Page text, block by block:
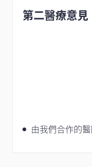
第二醫療意見
由我們合作的